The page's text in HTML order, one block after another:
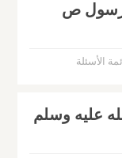
ص
الأسئلة
عليه وسلم